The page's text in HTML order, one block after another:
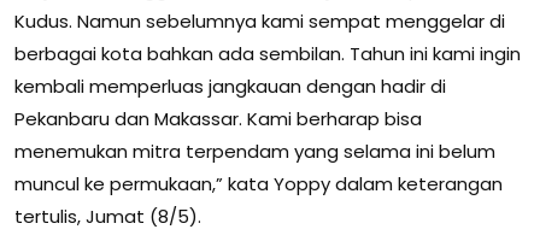
Kudus. Namun sebelumnya kami sempat menggelar di
berbagai kota bahkan ada sembilan. Tahun ini kami ingin
kembali memperluas jangkauan dengan hadir di
Pekanbaru dan Makassar. Kami berharap bisa
menemukan mitra terpendam yang selama ini belum
muncul ke permukaan,” kata Yoppy dalam keterangan
tertulis, Jumat (8/5).